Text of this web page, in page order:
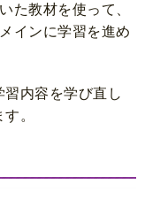
た教材を使って、
インに学習を進め
内容を学び直し
。